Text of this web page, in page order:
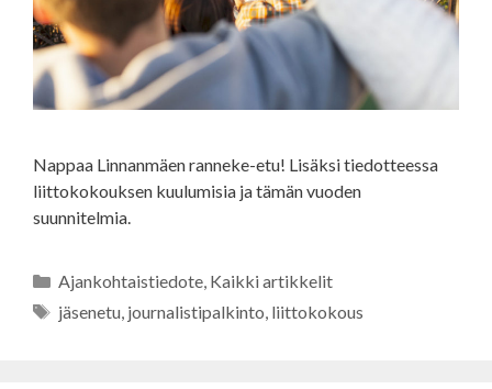
Nappaa Linnanmäen ranneke-etu! Lisäksi tiedotteessa
liittokokouksen kuulumisia ja tämän vuoden
suunnitelmia.
Kategoriat
Ajankohtaistiedote, Kaikki artikkelit
Avainsanat
jäsenetu, journalistipalkinto liittokokous